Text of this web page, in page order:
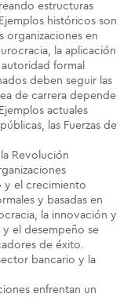
estructuras
históricos son
organizaciones en
la aplicación
formal
deben seguir las
de carrera depende
actuales
las Fuerzas de
Revolución
y el crecimiento
y basadas en
la innovación y
y el desempeño se
de éxito.
bancario y la
enfrentan un